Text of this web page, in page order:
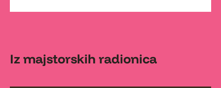
Iz majstorskih radionica